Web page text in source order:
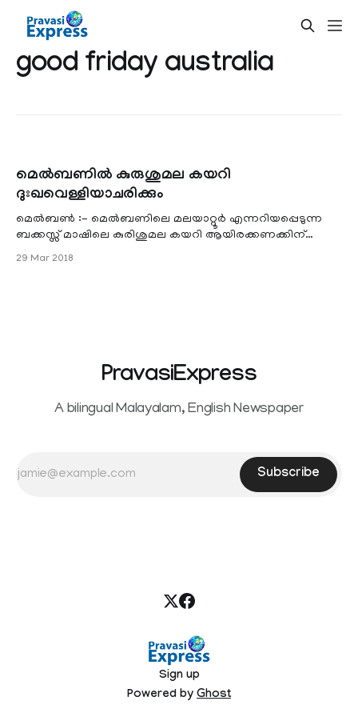
good friday australia
മെല്‍ബണില്‍ കുരുശുമല കയറി
ദുഃഖവെള്ളിയാചരിക്കും
മെൽബൺ :- മെൽബണിലെ മലയാറ്റൂർ എന്നറിയപ്പെടുന്ന
ബക്കസ്സ് മാഷിലെ കുരിശുമല കയറി ആയിരക്കണക്കിന്
മെൽബണിലെയും പരിസര പ്രദേശങ്ങളിലേയും ക്രൈസ്തവർ
29 Mar 2018
PravasiExpress
A bilingual Malayalam, English Newspaper
Subscribe
Sign up
Powered by Ghost